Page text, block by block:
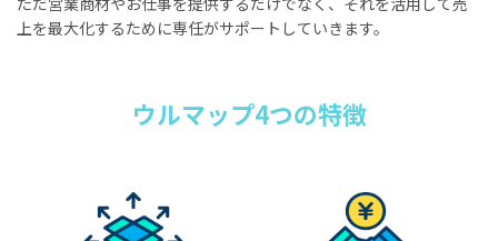
上を最大化するために専任がサポートしていきます。
ウルマップ4つの特徴